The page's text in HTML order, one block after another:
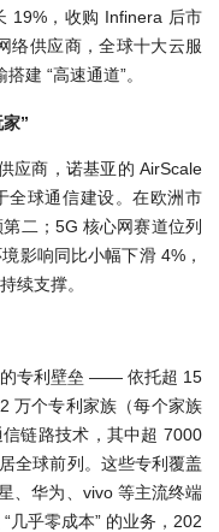
19%，收购 Infinera 后市
络供应商，全球十大云服
建 “高速通道”。
”
应商，诺基亚的 AirScale
全球通信建设。在欧洲市
二；5G 核心网赛道位列
影响同比小幅下滑 4%，
续支撑。
的专利壁垒 —— 依托超 15
万个专利家族（每个家族
链路技术，其中超 7000
全球前列。这些专利覆盖
、华为、vivo 等主流终端
几乎零成本” 的业务，202